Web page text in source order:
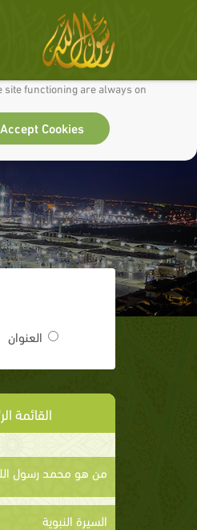
so we can continually improve it.
functioning are always on
Accept Cookies
العنوان
القائمة
من هو محمد رسول
السيرة النبوية